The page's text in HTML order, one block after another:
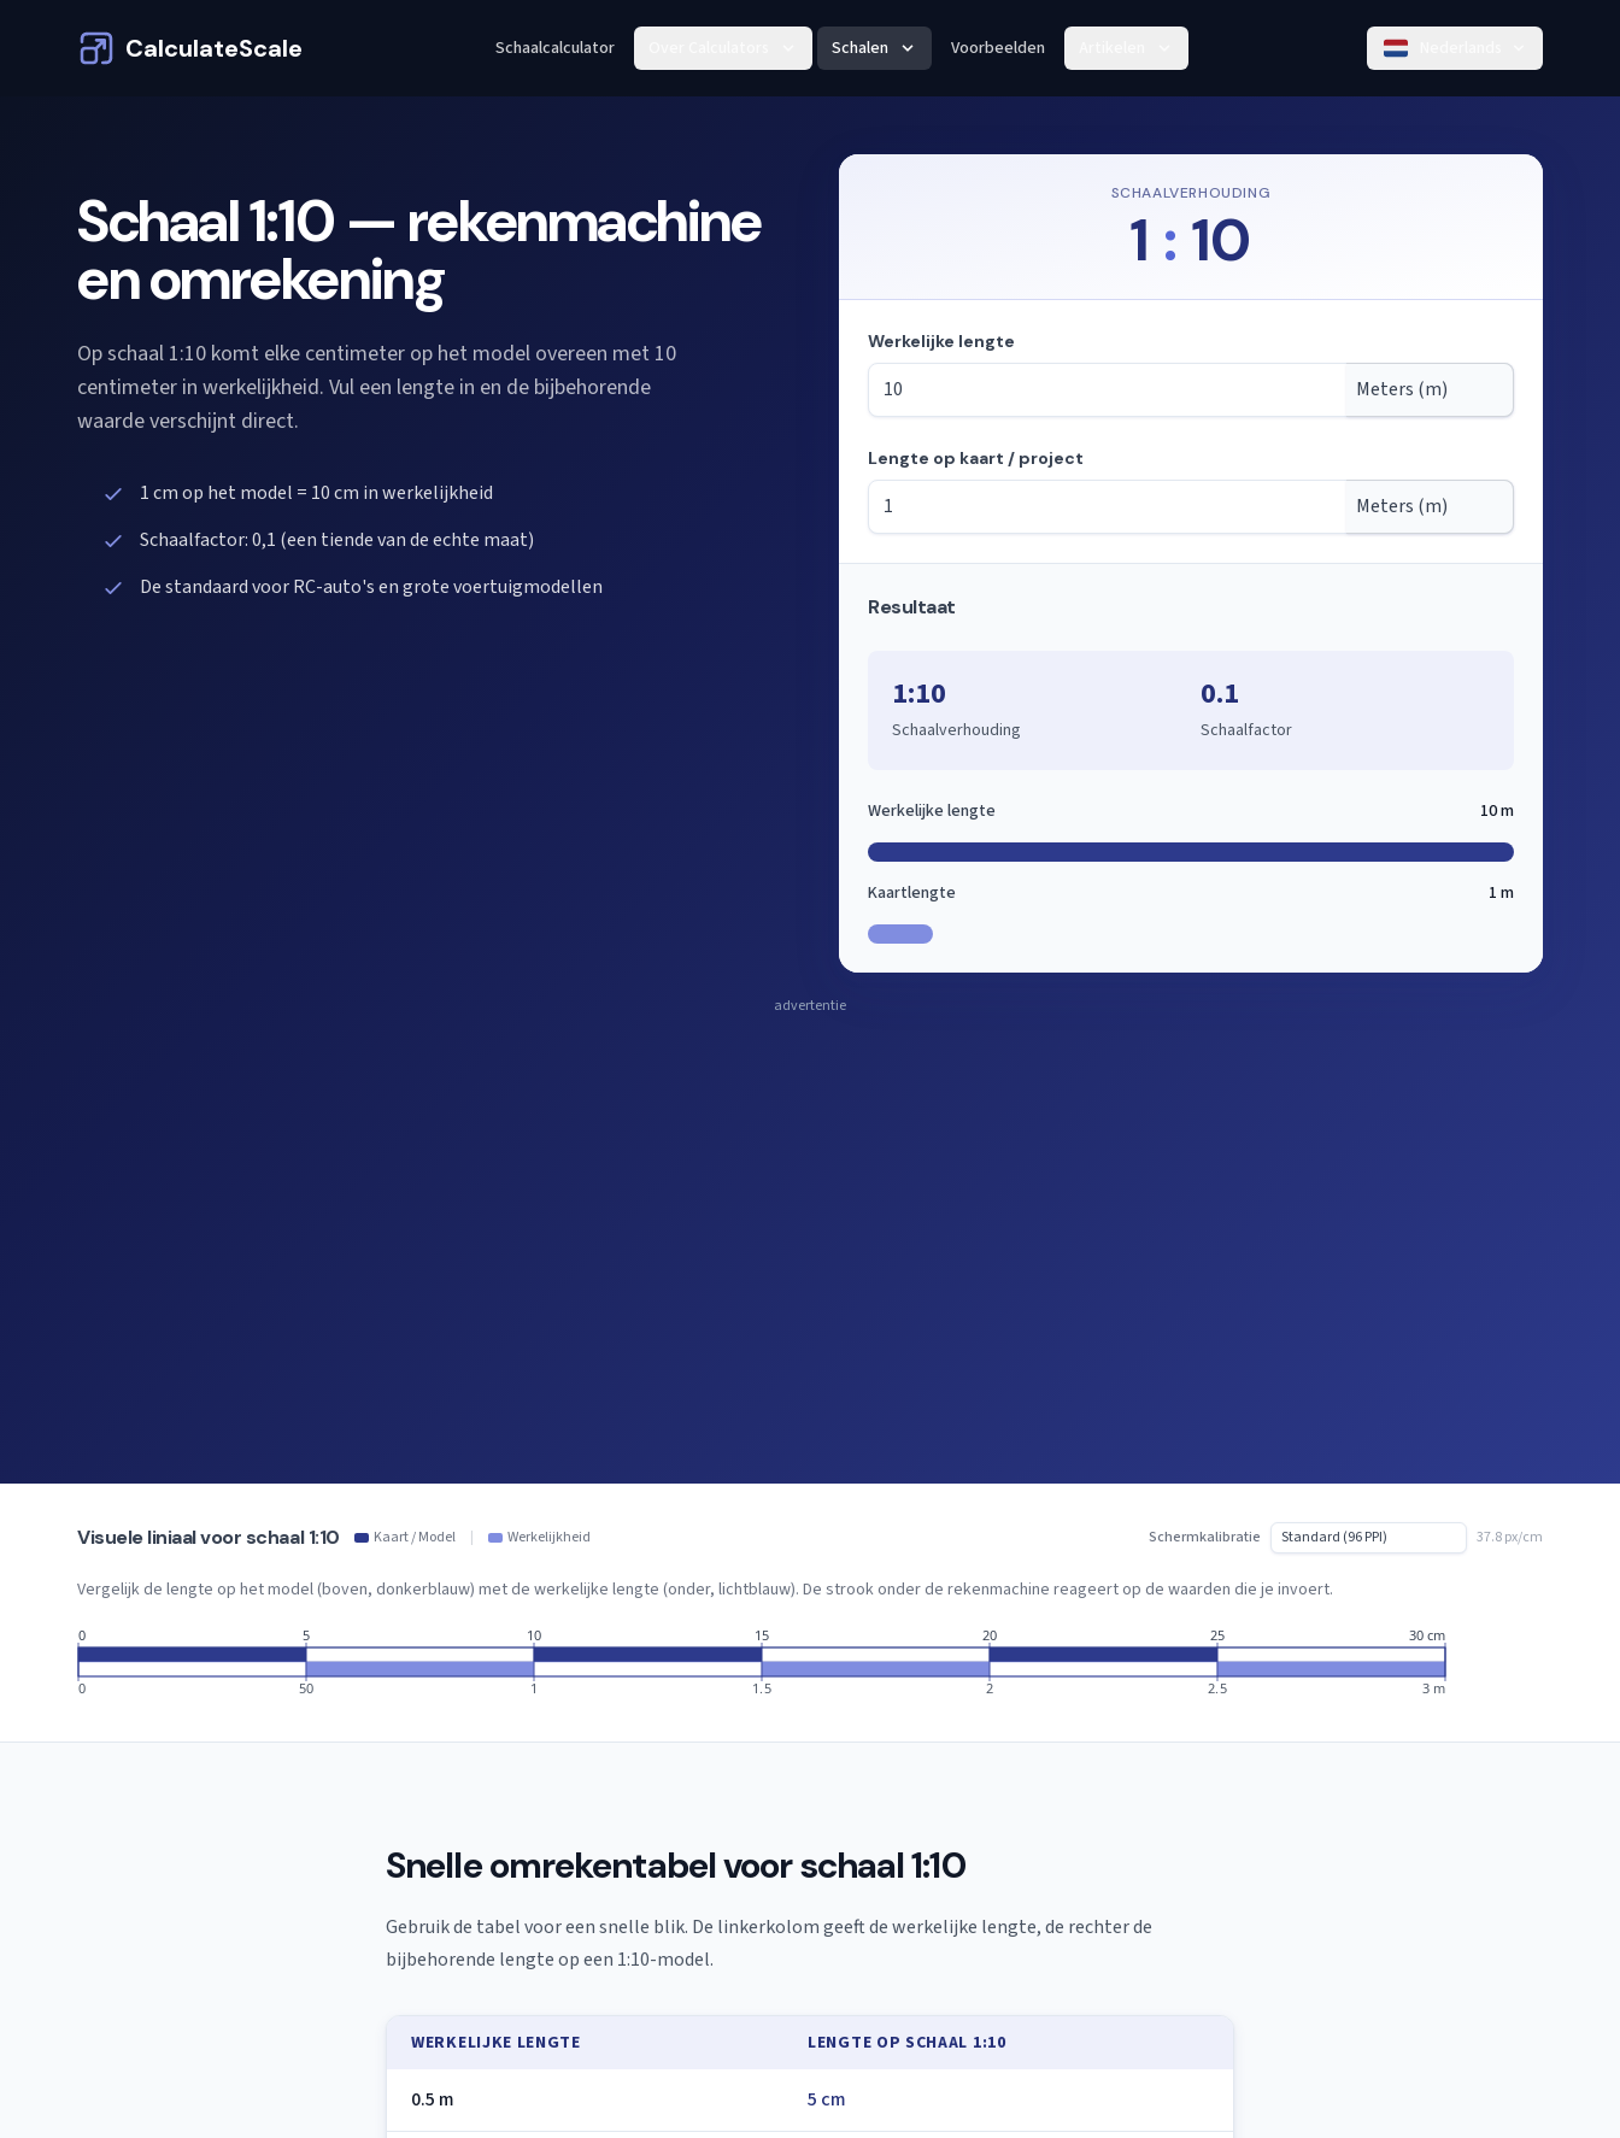
CalculateScale Schaalcalculator Schalen Voorbeelden
Schaal 1:10 — rekenmachine
en omrekening
Op schaal 1:10 komt elke centimeter op het model overeen met 10
centimeter in werkelijkheid. Vul een lengte in en de bijbehorende
waarde verschijnt direct.
1 cm op het model = 10 cm in werkelijkheid
Schaalfactor: 0,1 (een tiende van de echte maat)
De standaard voor RC-auto's en grote voertuigmodellen
SCHAALVERHOUDING
1 : 10
Modus: lengtes berekenen uit de schaal
Werkelijke lengte
Lengte op kaart / project
Resultaat
1:10
Schaalverhouding
0.1
Schaalfactor
Werkelijke lengte 10 m
Kaartlengte 1 m
advertentie
Visuele liniaal voor schaal 1:10 Kaart / Model | Werkelijkheid Schermkalibratie 37.8 px/cm
Vergelijk de lengte op het model (boven, donkerblauw) met de werkelijke lengte (onder, lichtblauw). De strook onder de rekenmachine reageert op de waarden die je invoert.
0
0
5
50
10
1
15
1.5
20
2
25
2.5
30 cm
3 m
Snelle omrekentabel voor schaal 1:10
Gebruik de tabel voor een snelle blik. De linkerkolom geeft de werkelijke lengte, de rechter de
bijbehorende lengte op een 1:10-model.
WERKELIJKE LENGTE LENGTE OP SCHAAL 1:10
0.5 m 5 cm